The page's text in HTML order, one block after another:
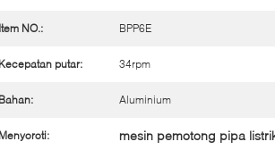
Item NO.: BPP6E
Kecepatan putar: 34rpm
Bahan: Aluminium
Menyoroti: mesin pemotong pipa